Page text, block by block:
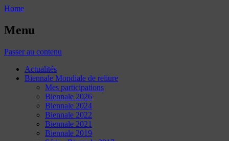
Home
Menu
Passer au contenu
Actualités
Biennale Mondiale de reliure
Mes participations
Biennale 2026
Biennale 2024
Biennale 2022
Biennale 2021
Biennale 2019